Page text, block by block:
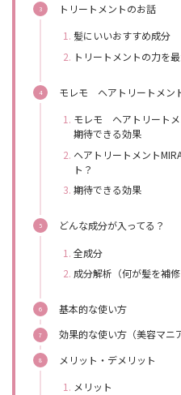
トリートメントのお話
髪にいいおすすめ成分
トリートメントの力を
モレモ ヘアトリートメン
モレモ ヘアトリート
期待できる効果
ヘアトリートメント
ト？
期待できる効果
どんな成分が入ってる？
全成分
成分解析（何が髪を補修
基本的な使い方
効果的な使い方（美容マニ
メリット・デメリット
メリット